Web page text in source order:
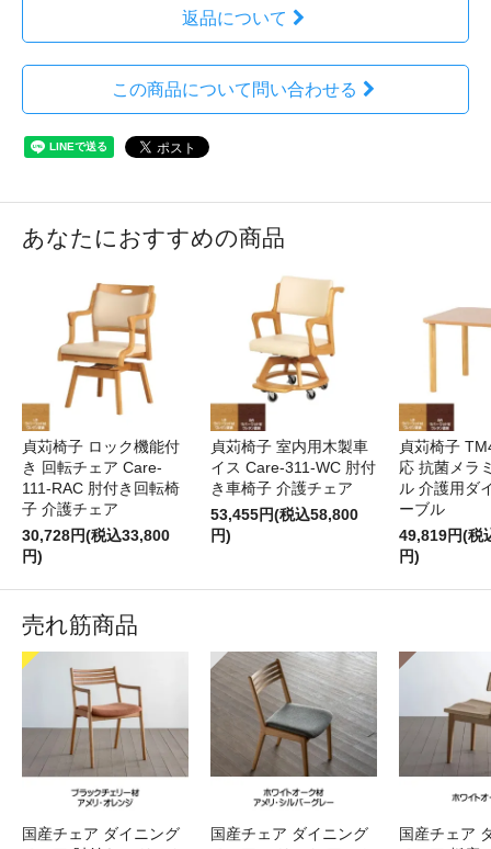
返品について
この商品について問い合わせる
あなたにおすすめの商品
貞苅椅子 ロック機能付
き 回転チェア Care-
111-RAC 肘付き回転椅
子 介護チェア
30,728円(税込33,800
円)
貞苅椅子 室内用木製車
イス Care-311-WC 肘付
き車椅子 介護チェア
53,455円(税込58,800
円)
貞苅椅子
応 抗菌メラ
ル 介護用ダ
ーブル
49,819円(税
円)
売れ筋商品
国産チェア ダイニング
国産チェア ダイニング
国産チェア